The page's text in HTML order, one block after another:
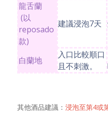
龍舌蘭
(以
reposado
款)
建議浸泡7天
白蘭地
入口比較順口
且不刺激。
其他酒品建議： 浸泡至第4或